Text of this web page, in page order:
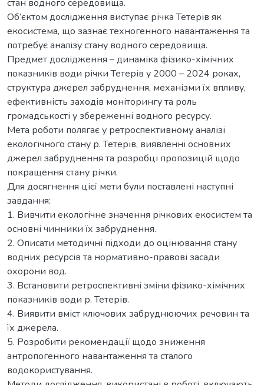
стан водного середовища.
Об’єктом дослідження виступає річка Тетерів як
екосистема, що зазнає техногенного навантаження та
потребує аналізу стану водного середовища.
Предмет дослідження – динаміка фізико-хімічних
показників води річки Тетерів у 2000 – 2024 роках,
структура джерел забруднення, механізми їх впливу,
ефективність заходів моніторингу та роль
громадськості у збереженні водного ресурсу.
Мета роботи полягає у ретроспективному аналізі
екологічного стану р. Тетерів, виявленні основних
джерел забруднення та розробці пропозицій щодо
покращення стану річки.
Для досягнення цієї мети були поставлені наступні
завдання:
1. Вивчити екологічне значення річкових екосистем та
основні чинники їх забруднення.
2. Описати методичні підходи до оцінювання стану
водних ресурсів та нормативно-правові засади
охорони вод.
3. Встановити ретроспективні зміни фізико-хімічних
показників води р. Тетерів.
4. Виявити вміст ключових забруднюючих речовин та
їх джерела.
5. Розробити рекомендації щодо зниження
антропогенного навантаження та сталого
водокористування.